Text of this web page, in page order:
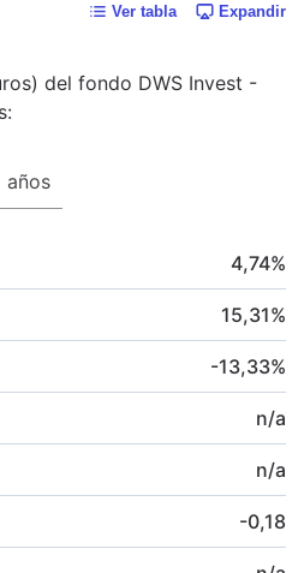
Ver tabla Expandir
del fondo DWS Invest -
años
4,74%
15,31%
-13,33%
n/a
n/a
-0,18